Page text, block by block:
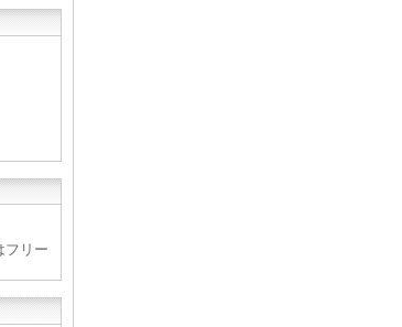
フリー